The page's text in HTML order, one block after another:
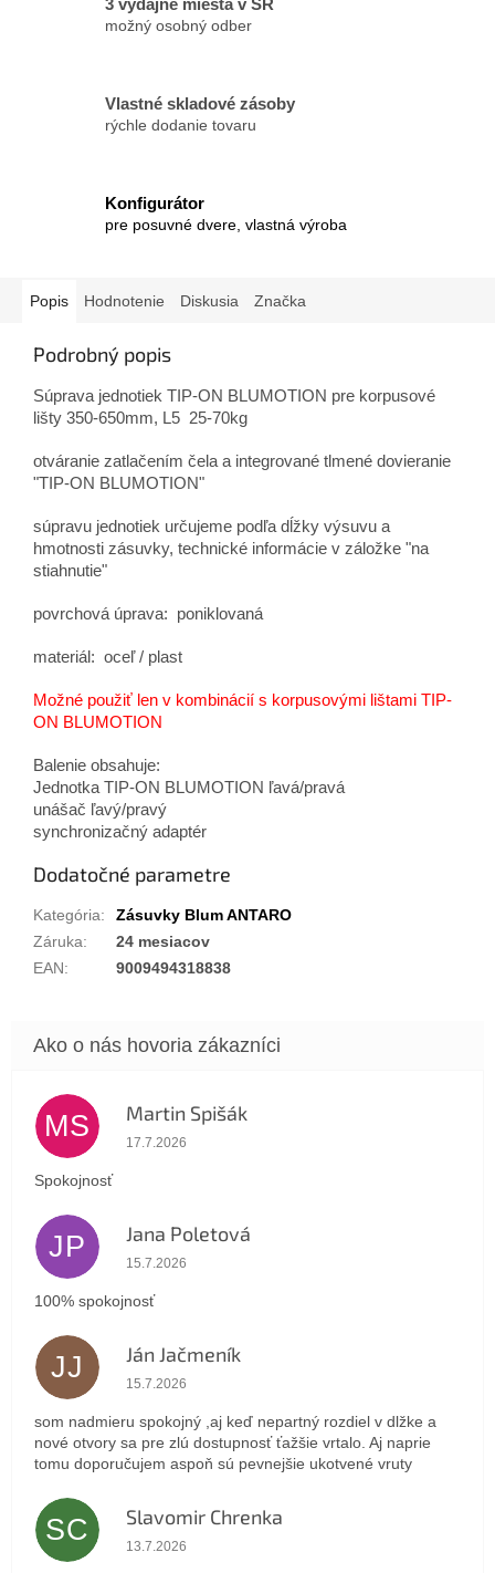
3 výdajné miesta v SR
možný osobný odber
Vlastné skladové zásoby
rýchle dodanie tovaru
Konfigurátor
pre posuvné dvere, vlastná výroba
Popis Hodnotenie Diskusia Značka
Podrobný popis
Súprava jednotiek TIP-ON BLUMOTION pre korpusové
lišty 350-650mm, L5 25-70kg
otváranie zatlačením čela a integrované tlmené dovieranie
"TIP-ON BLUMOTION"
súpravu jednotiek určujeme podľa dĺžky výsuvu a
hmotnosti zásuvky, technické informácie v záložke "na
stiahnutie"
povrchová úprava: poniklovaná
materiál: oceľ / plast
Možné použiť len v kombinácií s korpusovými lištami TIP-
ON BLUMOTION
Balenie obsahuje:
Jednotka TIP-ON BLUMOTION ľavá/pravá
unášač ľavý/pravý
synchronizačný adaptér
Dodatočné parametre
Kategória:
Zásuvky Blum ANTARO
Záruka:
24 mesiacov
EAN: 9009494318838
MS Martin Spišák
Hodnotenie obchodu je 5 z 5 hviezdičiek.
17.7.2026
Spokojnosť
JP Jana Poletová
Hodnotenie obchodu je 5 z 5 hviezdičiek.
15.7.2026
100% spokojnosť
JJ Ján Jačmeník
Hodnotenie obchodu je 5 z 5 hviezdičiek.
15.7.2026
som nadmieru spokojný ,aj keď nepartný rozdiel v dlžke a
nové otvory sa pre zlú dostupnosť ťažšie vrtalo. Aj naprie
tomu doporučujem aspoň sú pevnejšie ukotvené vruty
SC Slavomir Chrenka
Hodnotenie obchodu je 5 z 5 hviezdičiek.
13.7.2026